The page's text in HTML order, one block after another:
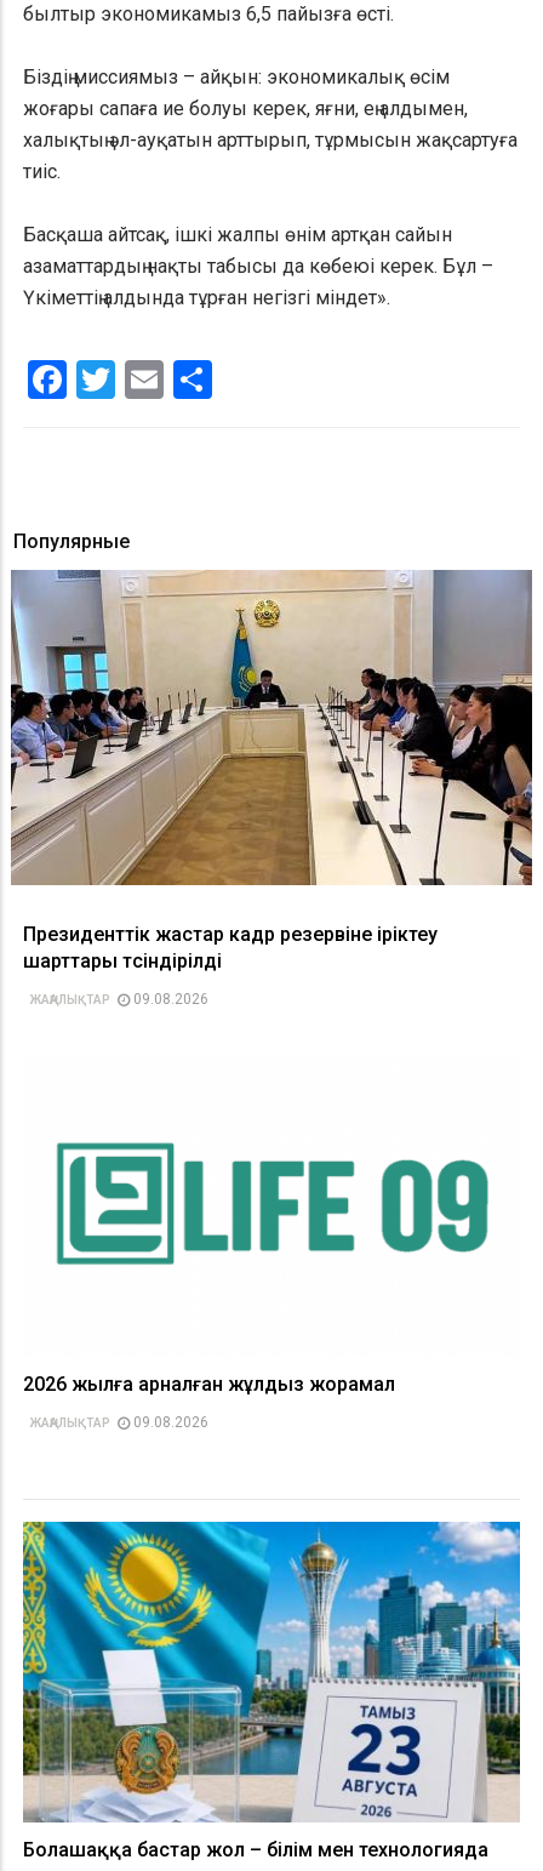
былтыр экономикамыз 6,5 пайызға өсті.
Біздің миссиямыз – айқын: экономикалық өсім
жоғары сапаға ие болуы керек, яғни, ең алдымен,
халықтың әл-ауқатын арттырып, тұрмысын жақсартуға
тиіс.
Басқаша айтсақ, ішкі жалпы өнім артқан сайын
азаматтардың нақты табысы да көбеюі керек. Бұл –
Үкіметтің алдында тұрған негізгі міндет».
Facebook
Twitter
Email
Популярные
Президенттік жастар кадр резервіне іріктеу
шарттары түсіндірілді
ЖАҢАЛЫҚТАР 09.08.2026
2026 жылға арналған жұлдыз жорамал
ЖАҢАЛЫҚТАР 09.08.2026
Болашаққа бастар жол – білім мен технологияда